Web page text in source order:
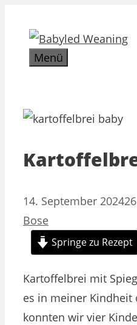
Inhalt
springenMenü
14. September 2024
Bose
Springe zu Rezept
Kartoffelbrei mit
es in meiner Kindheit
konnten wir vier